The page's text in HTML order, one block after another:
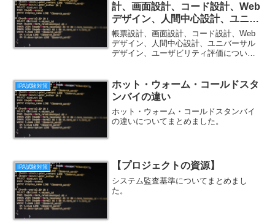
計、画面設計、コード設計、Web
デザイン、人間中心設計、ユニバ
ーサルデザイン、ユーザビリティ
評価
帳票設計、画面設計、コード設計、Web
デザイン、人間中心設計、ユニバーサル
デザイン、ユーザビリティ評価について
IPA試験対策
ホット・ウォーム・コールドスタ
ンバイの違い
ホット・ウォーム・コールドスタンバイ
の違いについてまとめました。
IPA試験対策 【プロジェクトの資源】
システム監査基準についてまとめまし
た。